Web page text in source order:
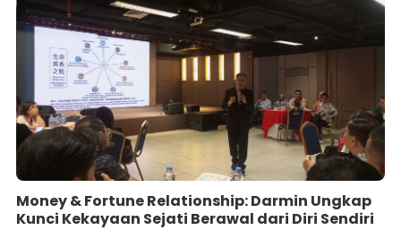
Money & Fortune Relationship: Darmin Ungkap
Kunci Kekayaan Sejati Berawal dari Diri Sendiri